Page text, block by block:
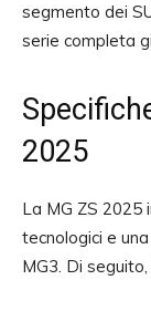
segmento dei
serie completa
2025
La MG ZS 2025
tecnologici e
MG3. Di